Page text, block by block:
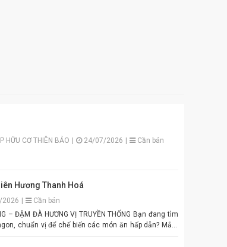
HỮU CƠ THIÊN BẢO 24/07/2026 Cần bán
Hương Thanh Hoá
Cần bán
ĐÀ HƯƠNG VỊ TRUYỀN THỐNG Bạn đang tìm
chuẩn vị để chế biến các món ăn hấp dẫn? Mắm